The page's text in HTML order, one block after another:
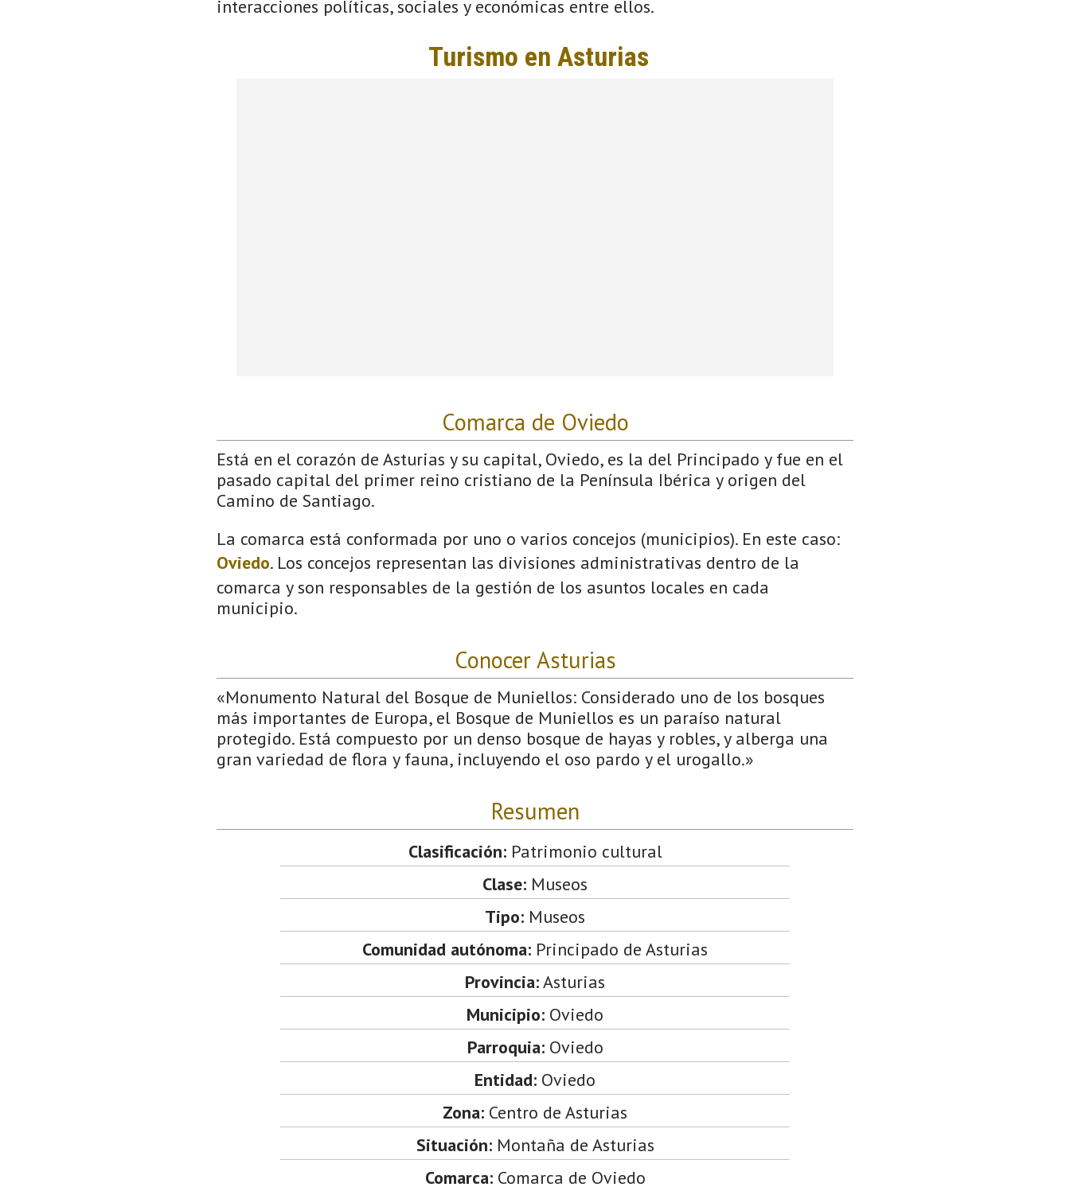
interacciones políticas, sociales y económicas entre ellos.
Comarca de Oviedo
Está en el corazón de Asturias y su capital, Oviedo, es la del Principado y fue en el
pasado capital del primer reino cristiano de la Península Ibérica y origen del
Camino de Santiago.
La comarca está conformada por uno o varios concejos (municipios). En este caso:
Oviedo. Los concejos representan las divisiones administrativas dentro de la
comarca y son responsables de la gestión de los asuntos locales en cada
municipio.
Conocer Asturias
«Monumento Natural del Bosque de Muniellos: Considerado uno de los bosques
más importantes de Europa, el Bosque de Muniellos es un paraíso natural
protegido. Está compuesto por un denso bosque de hayas y robles, y alberga una
gran variedad de flora y fauna, incluyendo el oso pardo y el urogallo.»
Resumen
Clasificación:Patrimonio cultural
Clase: Museos
Tipo: Museos
Comunidad autónoma: Principado de Asturias
Provincia:Asturias
Municipio: Oviedo
Parroquia:Oviedo
Entidad: Oviedo
Zona: Centro de Asturias
Situación:Montaña de Asturias
Comarca:Comarca de Oviedo